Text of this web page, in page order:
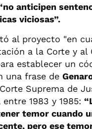
anticipen
viciosas”.
al proyecto "en
a la Corte y al
establecer un
una frase de
Suprema de
1983 y 1985:
temor cuando
pero ese